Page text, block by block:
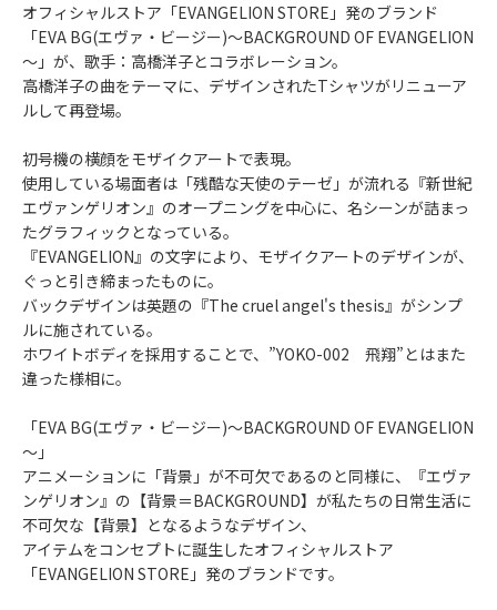
オフィシャルストア「EVANGELION STORE」発のブランド
「EVA BG(エヴァ・ビージー)～BACKGROUND OF EVANGELION
～」が、歌手：高橋洋子とコラボレーション。
高橋洋子の曲をテーマに、デザインされたTシャツがリニューア
ルして再登場。
初号機の横顔をモザイクアートで表現。
使用している場面者は「残酷な天使のテーゼ」が流れる『新世紀
エヴァンゲリオン』のオープニングを中心に、名シーンが詰まっ
たグラフィックとなっている。
『EVANGELION』の文字により、モザイクアートのデザインが、
ぐっと引き締まったものに。
バックデザインは英題の『The cruel angel's thesis』がシンプ
ルに施されている。
ホワイトボディを採用することで、”YOKO-002 飛翔”とはまた
違った様相に。
「EVA BG(エヴァ・ビージー)～BACKGROUND OF EVANGELION
～」
アニメーションに「背景」が不可欠であるのと同様に、『エヴァ
ンゲリオン』の【背景＝BACKGROUND】が私たちの日常生活に
不可欠な【背景】となるようなデザイン、
アイテムをコンセプトに誕生したオフィシャルストア
「EVANGELION STORE」発のブランドです。